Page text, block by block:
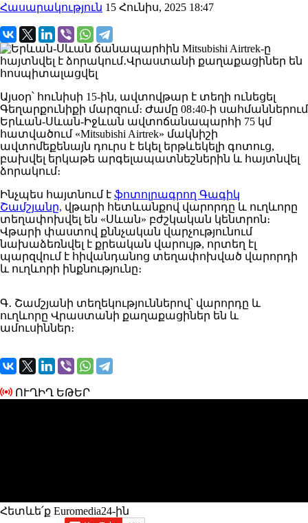
Հասարակություն 15 Հունիս, 2025 18:47
Այսօր՝ հունիսի 15-ին, ավտովթար է տեղի ունեցել
Գեղարքունիքի մարզում։ Ժամը 08։40-ի սահմաններում
Երևան-Սևան-Իջևան ավտոճանապարհի 75 կմ
հատվածում «Mitsubishi Airtrek» մակնիշի
ավտոմեքենայն դուրս է եկել երթևեկելի գոտուց,
բախվել երկաթե արգելապատնեշներին և հայտնվել
ձորակում։
Ինչպես հայտնում է ֆոտոլրագրող Գագիկ
Շամշյանը, վթարի հետևանքով վարորդը և ուղևորը
տեղափոխվել են «Սևան» բժշկական կենտրոն։
Վթարի փաստով քննչական վարչությունում
նախաձեռնվել է քրեական վարույթ, որտեղ էլ
պարզվում է հիվանդանոց տեղափոխված վարորդի
և ուղևորի ինքնությունը։
Գ․ Շամշյանի տեղեկություններով՝ վարորդը և
ուղևորը Վրաստանի քաղաքացիներ են և
ամուսիններ։
ՈՒՂԻՂ ԵԹԵՐ
Հետևե՛ք Euromedia24-ին